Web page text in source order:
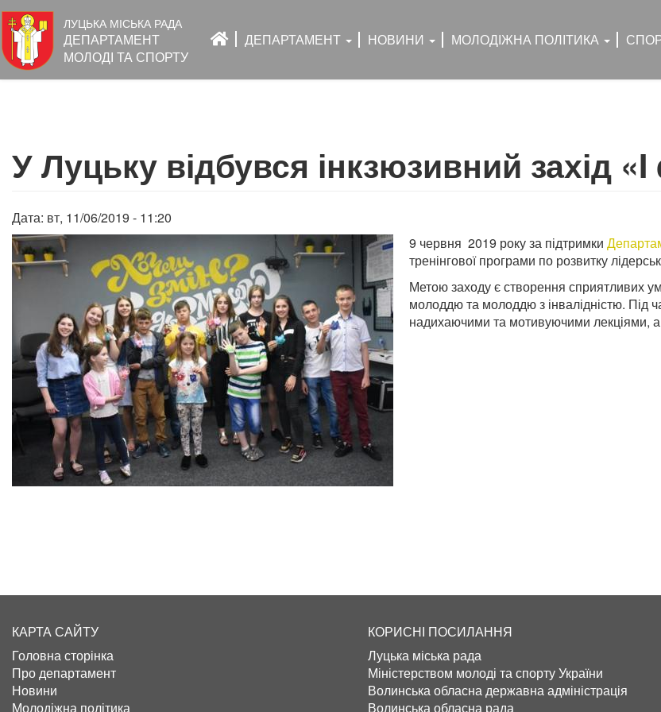
основного
вмісту
ЛУЦЬКА МІСЬКА РАДА
ДЕПАРТАМЕНТ
МОЛОДІ ТА СПОРТУ
навіґація
ДЕПАРТАМЕНТ НОВИНИ МОЛОДІЖНА ПОЛІТИКА
У Луцьку відбувся інкзюзивний захід
Дата: вт, 11/06/2019 - 11:20
9 червня 2019 року за підтримки
тренінгової програми по розвитку
Метою заходу є створення сприятливих
молоддю та молоддю з інвалідністю. Під
надихаючими та мотивуючими лекціями, а
КАРТА САЙТУ
Головна сторінка
Про департамент
Новини
Молодіжна політика
КОРИСНІ ПОСИЛАННЯ
Луцька міська рада
Міністерством молоді та спорту України
Волинська обласна державна адміністрація
Волинська обласна рада